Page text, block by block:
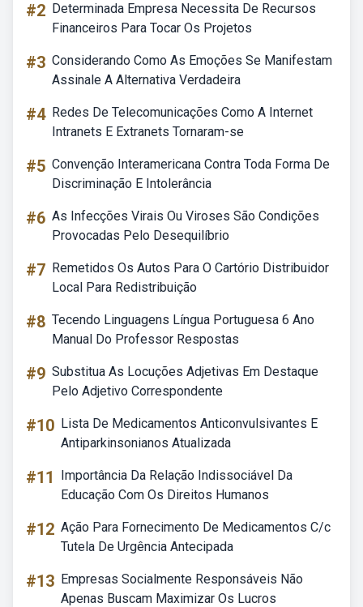
#2 Determinada Empresa Necessita De Recursos
Financeiros Para Tocar Os Projetos
#3 Considerando Como As Emoções Se Manifestam
Assinale A Alternativa Verdadeira
#4 Redes De Telecomunicações Como A Internet
Intranets E Extranets Tornaram-se
#5 Convenção Interamericana Contra Toda Forma De
Discriminação E Intolerância
#6 As Infecções Virais Ou Viroses São Condições
Provocadas Pelo Desequilíbrio
#7 Remetidos Os Autos Para O Cartório Distribuidor
Local Para Redistribuição
#8 Tecendo Linguagens Língua Portuguesa 6 Ano
Manual Do Professor Respostas
#9 Substitua As Locuções Adjetivas Em Destaque
Pelo Adjetivo Correspondente
#10 Lista De Medicamentos Anticonvulsivantes E
Antiparkinsonianos Atualizada
#11
Importância Da Relação Indissociável Da
Educação Com Os Direitos Humanos
#12 Ação Para Fornecimento De Medicamentos C/c
Tutela De Urgência Antecipada
#13 Empresas Socialmente Responsáveis Não
Apenas Buscam Maximizar Os Lucros